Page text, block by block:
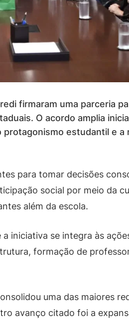
firmaram uma parceria
O acordo amplia
protagonismo estudantil e
para tomar decisões
social por meio da
além da escola.
a iniciativa se integra às
formação de
uma das maiores
avanço citado foi a